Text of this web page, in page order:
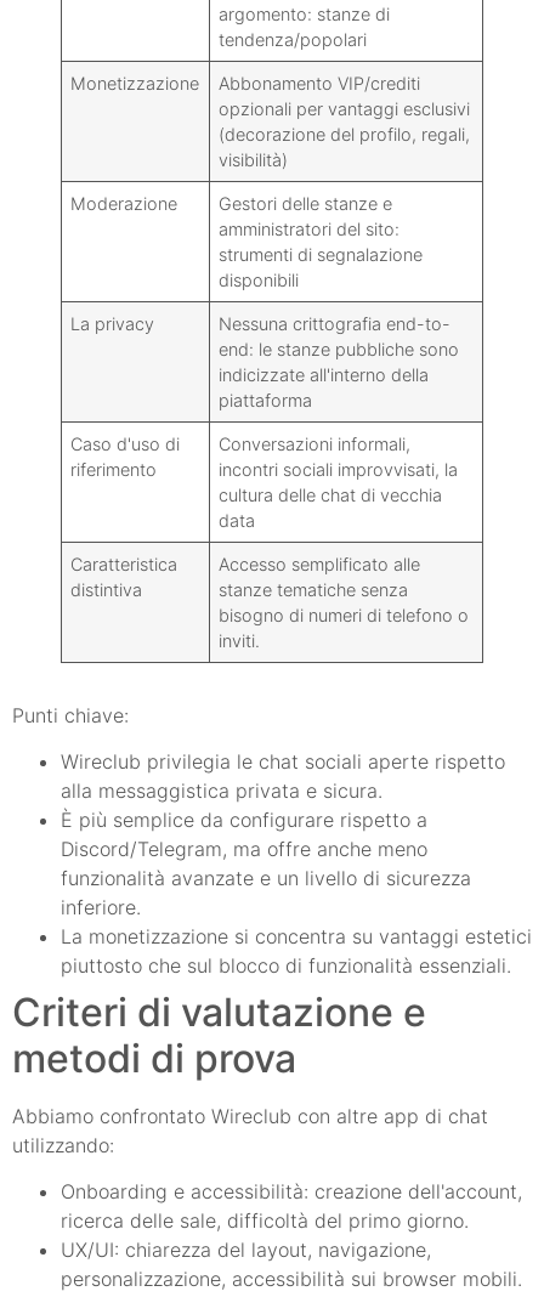
argomento: stanze di
tendenza/popolari
Monetizzazione
Abbonamento VIP/crediti
opzionali per vantaggi esclusivi
(decorazione del profilo, regali,
visibilità)
Moderazione
Gestori delle stanze e
amministratori del sito:
strumenti di segnalazione
disponibili
La privacy
Nessuna crittografia end-to-
end: le stanze pubbliche sono
indicizzate all'interno della
piattaforma
Caso d'uso di
riferimento
Conversazioni informali,
incontri sociali improvvisati, la
cultura delle chat di vecchia
data
Caratteristica
distintiva
Accesso semplificato alle
stanze tematiche senza
bisogno di numeri di telefono o
inviti.
Punti chiave:
Wireclub privilegia le chat sociali aperte rispetto
alla messaggistica privata e sicura.
È più semplice da configurare rispetto a
Discord/Telegram, ma offre anche meno
funzionalità avanzate e un livello di sicurezza
inferiore.
La monetizzazione si concentra su vantaggi estetici
piuttosto che sul blocco di funzionalità essenziali.
Criteri di valutazione e
metodi di prova
Abbiamo confrontato Wireclub con altre app di chat
utilizzando:
Onboarding e accessibilità: creazione dell'account,
ricerca delle sale, difficoltà del primo giorno.
UX/UI: chiarezza del layout, navigazione,
personalizzazione, accessibilità sui browser mobili.